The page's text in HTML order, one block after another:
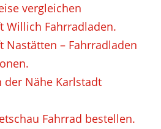
vergleichen
Willich Fahrradladen.
Nastätten – Fahrradladen
der Nähe Karlstadt
Fahrrad bestellen.